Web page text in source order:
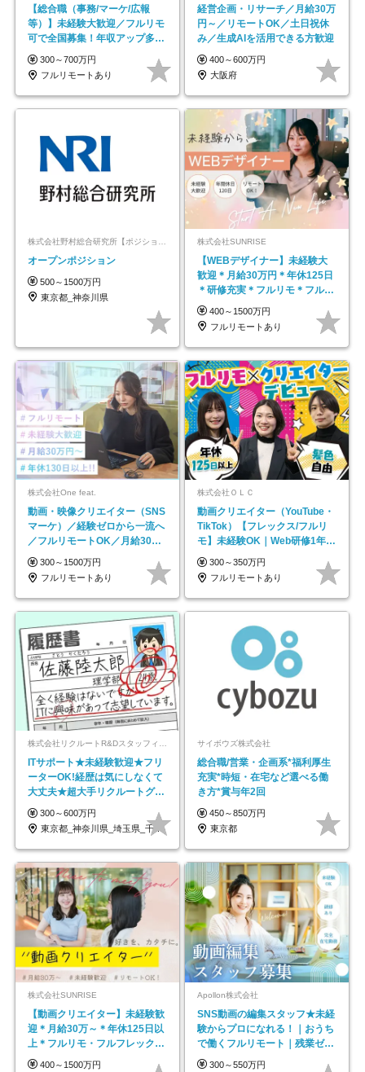
【総合職（事務/マーケ/広報
等）】未経験大歓迎／フルリモ
可で全国募集！年収アップ多数
★年休最大130日★
300～700万円
フルリモートあり
経営企画・リサーチ／月給30万
円～／リモートOK／土日祝休
み／生成AIを活用できる方歓迎
400～600万円
大阪府
オープンポジション
500～1500万円
東京都_神奈川県
株式会社SUNRISE
【WEBデザイナー】未経験大
歓迎＊月給30万円＊年休125日
＊研修充実＊フルリモ＊フルフ
レックス＊
400～1500万円
フルリモートあり
株式会社One feat.
動画・映像クリエイター（SNS
マーケ）／経験ゼロから一流へ
／フルリモートOK／月給30万
円～／年休130日以上
300～1500万円
フルリモートあり
株式会社ＯＬＣ
動画クリエイター（YouTube・
TikTok）【フレックス/フルリ
モ】未経験OK｜Web研修1年間
｜副業OK
300～350万円
フルリモートあり
株式会社リクルートR&Dスタッフィング【リクルートグループ】
ITサポート★未経験歓迎★フリ
ーターOK!経歴は気にしなくて
大丈夫★超大手リクルートグル
ープの正社員/sg
300～600万円
東京都_神奈川県_埼玉県_千葉県_大阪府…
サイボウズ株式会社
総合職/営業・企画系*福利厚生
充実*時短・在宅など選べる働
き方*賞与年2回
450～850万円
東京都
株式会社SUNRISE
【動画クリエイター】未経験歓
迎＊月給30万～＊年休125日以
上＊フルリモ・フルフレックス
◆10名の採用が決定◆
400～1500万円
Apollon株式会社
SNS動画の編集スタッフ★未経
験からプロになれる！｜おうち
で働くフルリモート｜残業ゼロ
で18時退勤◎
300～550万円